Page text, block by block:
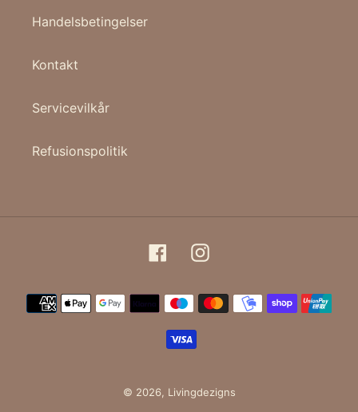
Handelsbetingelser
Kontakt
Servicevilkår
Refusionspolitik
FacebookInstagram
Betalingsmetoder
© 2026, Livingdezigns